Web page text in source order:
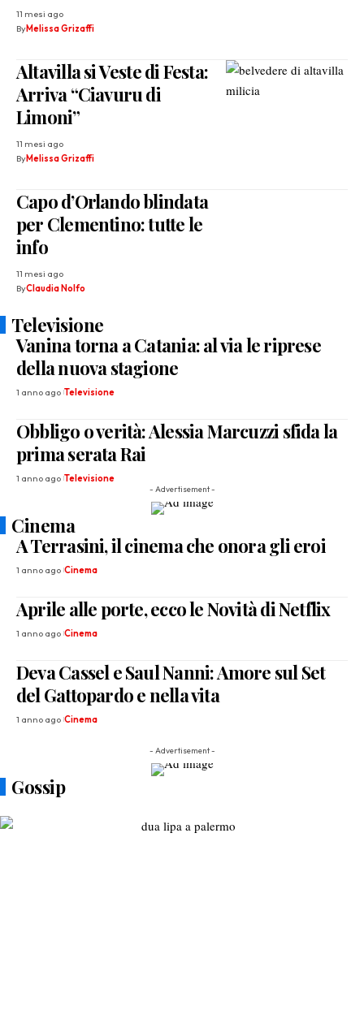
11 mesi ago
ByMelissa Grizaffi
Altavilla si Veste di Festa:
Arriva “Ciavuru di
Limoni”
11 mesi ago
ByMelissa Grizaffi
Capo d’Orlando blindata
per Clementino: tutte le
info
11 mesi ago
ByClaudia Nolfo
Televisione
Vanina torna a Catania: al via le riprese
della nuova stagione
1 anno ago Televisione
Obbligo o verità: Alessia Marcuzzi sfida la
prima serata Rai
1 anno ago Televisione
- Advertisement -
Cinema
A Terrasini, il cinema che onora gli eroi
1 anno ago Cinema
Aprile alle porte, ecco le Novità di Netflix
1 anno ago Cinema
Deva Cassel e Saul Nanni: Amore sul Set
del Gattopardo e nella vita
1 anno ago Cinema
- Advertisement -
Gossip